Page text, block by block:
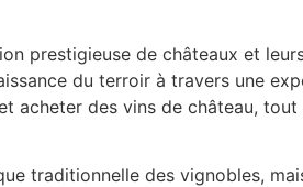
prestigieuse de châteaux et
du terroir à travers une
des vins de château,
traditionnelle des vignobles,